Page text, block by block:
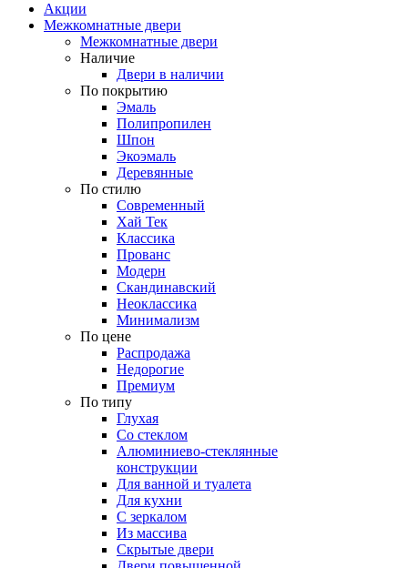
Акции
Межкомнатные двери
Межкомнатные двери
Наличие
Двери в наличии
По покрытию
Эмаль
Полипропилен
Шпон
Экоэмаль
Деревянные
По стилю
Современный
Хай Тек
Классика
Прованс
Модерн
Скандинавский
Неоклассика
Минимализм
По цене
Распродажа
Недорогие
Премиум
По типу
Глухая
Со стеклом
Алюминиево-стеклянные
конструкции
Для ванной и туалета
Для кухни
С зеркалом
Из массива
Скрытые двери